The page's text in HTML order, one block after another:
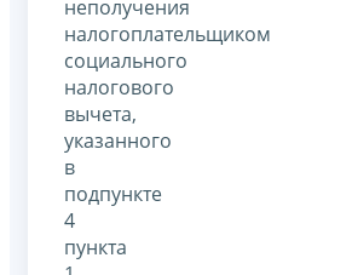
неполучения
налогоплательщиком
социального
налогового
вычета,
указанного
в
подпункте
4
пункта